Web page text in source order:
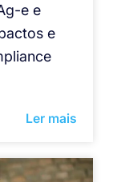
e e
e
Ler mais